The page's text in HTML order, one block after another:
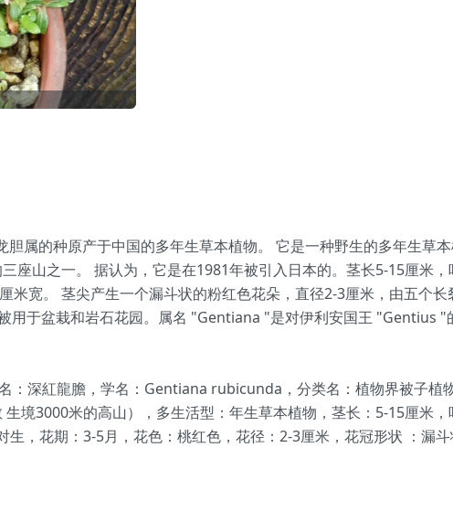
属的种原产于中国的多年生草本植物。 它是一种野生的多年生草
座山之一。 据认为，它是在1981年被引入日本的。茎长5-15厘米
宽。 茎尖产生一个漏斗状的粉红色花朵，直径2-3厘米，由五个长
用于盆栽和岩石花园。属名 "Gentiana "是对伊利安国王 "Gentius
深紅龍膽，学名：Gentiana rubicunda，分类名：植物界被子植
境3000米的高山），多生活型：年生草本植物，茎长：5-15厘米
，花期：3-5月，花色：桃红色，花径：2-3厘米，花冠形状 ：漏